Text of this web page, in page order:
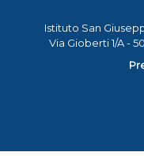
Istituto San
Via Gioberti 1/A -